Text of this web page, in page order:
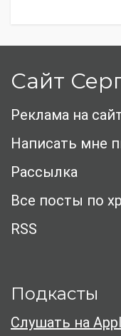
Сайт
Реклама на
Написать мне
Рассылка
Все посты по
RSS
Подкасты
Слушать на